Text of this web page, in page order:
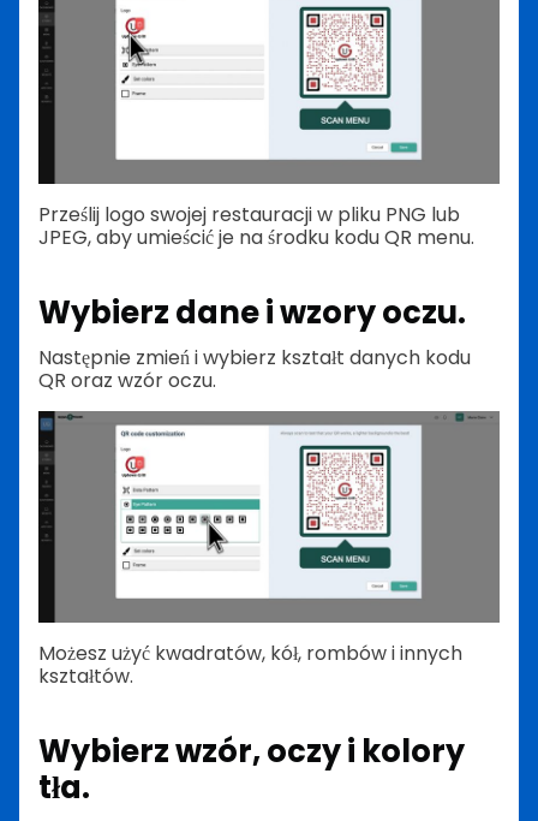
Prześlij logo swojej restauracji w pliku PNG lub
JPEG, aby umieścić je na środku kodu QR menu.
Wybierz dane i wzory oczu.
Następnie zmień i wybierz kształt danych kodu
QR oraz wzór oczu.
Możesz użyć kwadratów, kół, rombów i innych
kształtów.
Wybierz wzór, oczy i kolory
tła.